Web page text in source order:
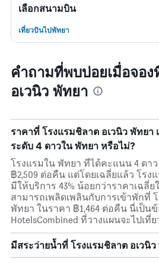
เลือกสนามบิน
เที่ยวบินไปพัทยา
คำถามที่พบบ่อยเมื่อจอ
อเวนิว พัทยา
ราคาที่ โรงแรมชิลาต อเวนิว พัทยา
ระดับ 4 ดาวใน พัทยา หรือไม่?
โรงแรมใน พัทยา ที่ได้คะแนน 4 ดา
฿2,509 ต่อคืน แต่โดยเฉลี่ยแล้ว โรง
มีให้บริการ 43% น้อยกว่าราคาเฉ
สามารถเพลิดเพลินกับการเข้าพักที่
พัทยา ในราคา ฿1,464 ต่อคืน นี่เป็น
HotelsCombined ที่วางแผนจะไปเที่
มีสระว่ายน้ำที่ โรงแรมชิลาต อเวนิ